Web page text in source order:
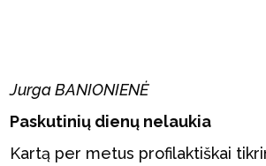
Jurga BANIONIENĖ
Paskutinių dienų nelaukia
Kartą per metus profilaktiškai